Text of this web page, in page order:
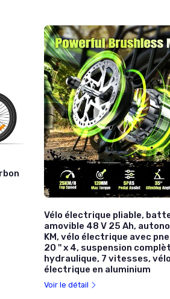
Vélo électrique pliable,
amovible 48 V 25 Ah,
KM, vélo électrique avec
20 '' x 4, suspension
hydraulique, 7 vitesses, vélo
électrique en aluminium
Voir le détail